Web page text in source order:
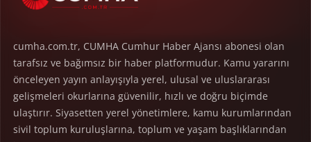
cumha.com.tr, CUMHA Cumhur Haber Ajansı abonesi olan
tarafsız ve bağımsız bir haber platformudur. Kamu yararını
önceleyen yayın anlayışıyla yerel, ulusal ve uluslararası
gelişmeleri okurlarına güvenilir, hızlı ve doğru biçimde
ulaştırır. Siyasetten yerel yönetimlere, kamu kurumlarından
sivil toplum kuruluşlarına, toplum ve yaşam başlıklarından